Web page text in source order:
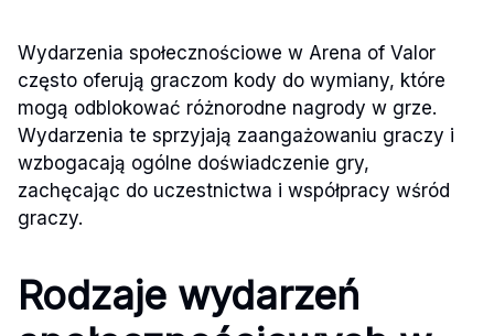
Wydarzenia społecznościowe w Arena of Valor
często oferują graczom kody do wymiany, które
mogą odblokować różnorodne nagrody w grze.
Wydarzenia te sprzyjają zaangażowaniu graczy i
wzbogacają ogólne doświadczenie gry,
zachęcając do uczestnictwa i współpracy wśród
graczy.
Rodzaje wydarzeń